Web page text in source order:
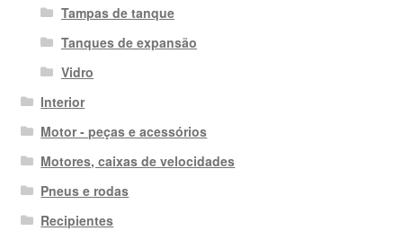
Tampas de tanque
Tanques de expansão
Vidro
Interior
Motor - peças e acessórios
Motores, caixas de velocidades
Pneus e rodas
Recipientes